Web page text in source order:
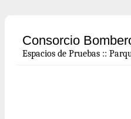
Consorcio
Espacios de Pruebas ::